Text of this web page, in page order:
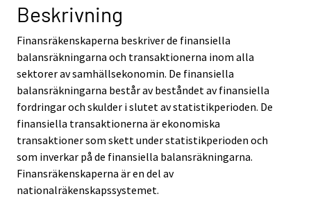
Beskrivning
Finansräkenskaperna beskriver de finansiella
balansräkningarna och transaktionerna inom alla
sektorer av samhällsekonomin. De finansiella
balansräkningarna består av beståndet av finansiella
fordringar och skulder i slutet av statistikperioden. De
finansiella transaktionerna är ekonomiska
transaktioner som skett under statistikperioden och
som inverkar på de finansiella balansräkningarna.
Finansräkenskaperna är en del av
nationalräkenskapssystemet.